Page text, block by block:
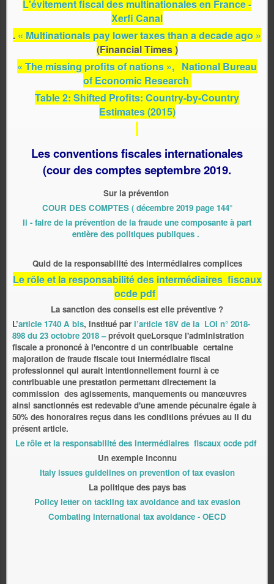
L'évitement fiscal des multinationales en France -
Xerfi Canal
. « Multinationals pay lower taxes than a decade ago »
(Financial Times )
« The missing profits of nations », National Bureau
of Economic Research
Table 2: Shifted Profits: Country-by-Country
Estimates (2015)
Les conventions fiscales internationales
(cour des comptes septembre 2019.
Sur la prévention
COUR DES COMPTES ( décembre 2019 page 144°
Ii - faire de la prévention de la fraude une composante à part
entière des politiques publiques .
Quid de la responsabilité des intermédiaires complices
Le rôle et la responsabilité des intermédiaires fiscaux
ocde pdf
La sanction des conseils est elle préventive ?
L’article 1740 A bis, institué par l’article 18V de la LOI n° 2018-
898 du 23 octobre 2018 –prévoit queLorsque l'administration
fiscale a prononcé à l'encontre d un contribuable certaine
majoration de fraude fiscale tout intermédiaire fiscal
professionnel qui aurait intentionnellement fourni à ce
contribuable une prestation permettant directement la
commission des agissements, manquements ou manœuvres
ainsi sanctionnés est redevable d'une amende pécunaire égale à
50% des honoraires reçus dans les conditions prévues au II du
présent article.
Le rôle et la responsabilité des intermédiaires fiscaux ocde pdf
Un exemple inconnu
Italy issues guidelines on prevention of tax evasion
La politique des pays bas
Policy letter on tackling tax avoidance and tax evasion
Combating international tax avoidance - OECD